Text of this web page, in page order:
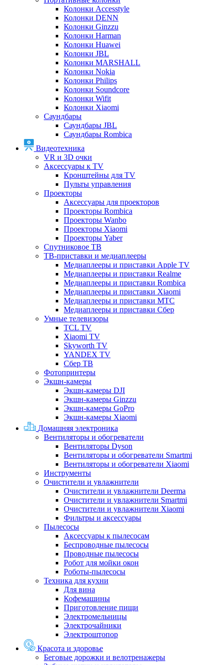
Колонки Accesstyle
Колонки DENN
Колонки Ginzzu
Колонки Harman
Колонки Huawei
Колонки JBL
Колонки MARSHALL
Колонки Nokia
Колонки Philips
Колонки Soundcore
Колонки Wifit
Колонки Xiaomi
Саундбары
Саундбары JBL
Саундбары Rombica
Видеотехника
VR и 3D очки
Аксессуары к TV
Кронштейны для TV
Пульты управления
Проекторы
Аксессуары для проекторов
Проекторы Rombica
Проекторы Wanbo
Проекторы Xiaomi
Проекторы Yaber
Спутниковое ТВ
ТВ-приставки и медиаплееры
Медиаплееры и приставки Apple TV
Медиаплееры и приставки Realme
Медиаплееры и приставки Rombica
Медиаплееры и приставки Xiaomi
Медиаплееры и приставки МТС
Медиаплееры и приставки Сбер
Умные телевизоры
TCL TV
Xiaomi TV
Skyworth TV
YANDEX TV
Сбер ТВ
Фотопринтеры
Экшн-камеры
Экшн-камеры DJI
Экшн-камеры Ginzzu
Экшн-камеры GoPro
Экшн-камеры Xiaomi
Домашняя электроника
Вентиляторы и обогреватели
Вентиляторы Dyson
Вентиляторы и обогреватели Smartmi
Вентиляторы и обогреватели Xiaomi
Инструменты
Очистители и увлажнители
Очистители и увлажнители Deerma
Очистители и увлажнители Smartmi
Очистители и увлажнители Xiaomi
Фильтры и аксессуары
Пылесосы
Аксессуары к пылесосам
Беспроводные пылесосы
Проводные пылесосы
Робот для мойки окон
Роботы-пылесосы
Техника для кухни
Для вина
Кофемашины
Приготовление пищи
Электромельницы
Электрочайники
Электроштопор
Красота и здоровье
Беговые дорожки и велотренажеры